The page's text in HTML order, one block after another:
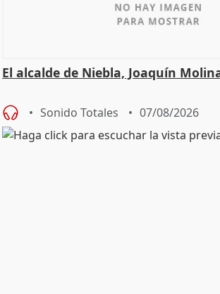
El alcalde de Niebla, Joaquín
Sonido Totales 07/08/2026